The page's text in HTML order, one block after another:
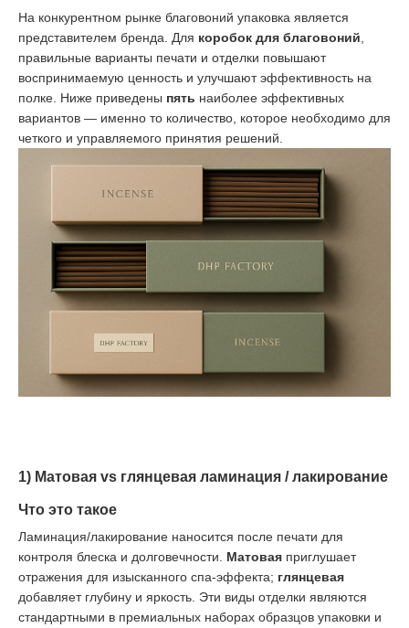
На конкурентном рынке благовоний упаковка является
представителем бренда. Для коробок для благовоний
правильные варианты печати и отделки повышают
воспринимаемую ценность и улучшают эффективность на
полке. Ниже приведены пять наиболее эффективных
вариантов — именно то количество, которое необходимо для
четкого и управляемого принятия решений.
1) Матовая vs глянцевая ламинация / лакирование
Что это такое
Ламинация/лакирование наносится после печати для
контроля блеска и долговечности. Матовая приглушает
отражения для изысканного спа-эффекта; глянцевая
добавляет глубину и яркость. Эти виды отделки являются
стандартными в премиальных наборах образцов упаковки и